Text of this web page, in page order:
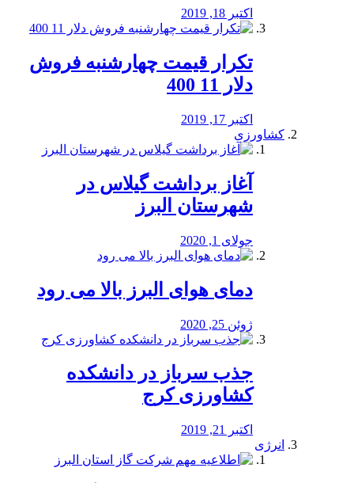
اکتبر 18, 2019
تکرار قیمت چهارشنبه فروش
دلار 11 400
اکتبر 17, 2019
کشاورزی
آغاز برداشت گیلاس در
شهرستان البرز
جولای 1, 2020
دمای هوای البرز بالا می رود
ژوئن 25, 2020
جذب سرباز در دانشکده
کشاورزی کرج
اکتبر 21, 2019
انرژی